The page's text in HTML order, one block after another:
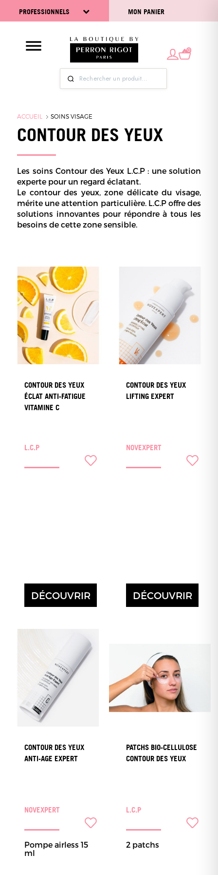
PROFESSIONNELS MON PANIER
0
ACCUEIL SOINS VISAGE
CONTOUR DES YEUX
Les soins Contour des Yeux L.C.P : une solution
experte pour un regard éclatant.
Le contour des yeux, zone délicate du visage,
mérite une attention particulière. L.C.P offre des
solutions innovantes pour répondre à tous les
besoins de cette zone sensible.
CONTOUR DES YEUX
ÉCLAT ANTI-FATIGUE
VITAMINE C
L.C.P
DÉCOUVRIR
CONTOUR DES YEUX
LIFTING EXPERT
NOVEXPERT
DÉCOUVRIR
CONTOUR DES YEUX
ANTI-AGE EXPERT
NOVEXPERT
Pompe airless 15
ml
PATCHS BIO-CELLULOSE
CONTOUR DES YEUX
L.C.P
2 patchs